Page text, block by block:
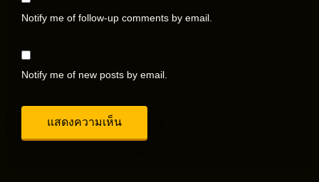
Notify me of follow-up comments by email.
Notify me of new posts by email.